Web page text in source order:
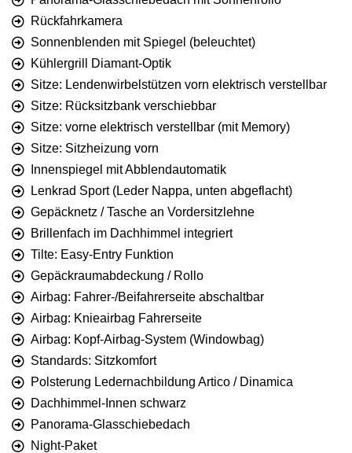
Rückfahrkamera
Sonnenblenden mit Spiegel (beleuchtet)
Kühlergrill Diamant-Optik
Sitze: Lendenwirbelstützen vorn elektrisch verstellbar
Sitze: Rücksitzbank verschiebbar
Sitze: vorne elektrisch verstellbar (mit Memory)
Sitze: Sitzheizung vorn
Innenspiegel mit Abblendautomatik
Lenkrad Sport (Leder Nappa, unten abgeflacht)
Gepäcknetz / Tasche an Vordersitzlehne
Brillenfach im Dachhimmel integriert
Tilte: Easy-Entry Funktion
Gepäckraumabdeckung / Rollo
Airbag: Fahrer-/Beifahrerseite abschaltbar
Airbag: Knieairbag Fahrerseite
Airbag: Kopf-Airbag-System (Windowbag)
Standards: Sitzkomfort
Polsterung Ledernachbildung Artico / Dinamica
Dachhimmel-Innen schwarz
Panorama-Glasschiebedach
Night-Paket